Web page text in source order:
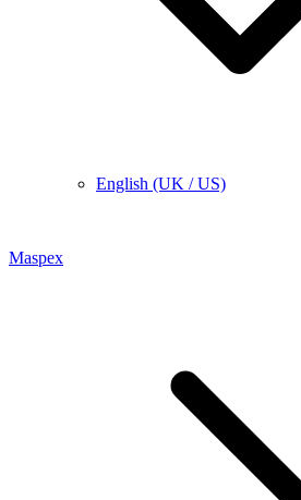
English (UK / US)
Maspex